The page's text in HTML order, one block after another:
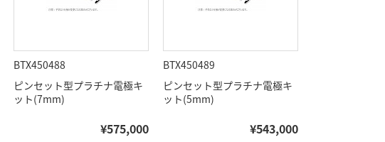
BTX450488
ピンセット型プラチナ電極キ
ット(7mm)
¥575,000
BTX450489
ピンセット型プラチナ電極キ
ット(5mm)
¥543,000